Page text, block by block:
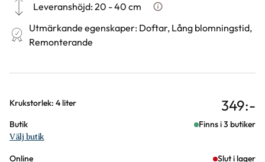
Leveranshöjd:20 - 40 cm Hur vi mäter leveranshöjd på
Utmärkande egenskaper: Doftar, Lång blomningstid,
Remonterande
Varianter
Krukstorlek: 4 liter 349:-
Butik Finns i 3 butiker
Välj butik
Online Slut i lager